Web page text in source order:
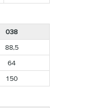
038
88,5
64
150